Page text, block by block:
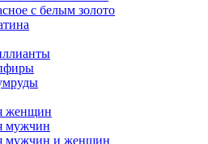
с белым золото
женщин
мужчин
мужчин и женщин